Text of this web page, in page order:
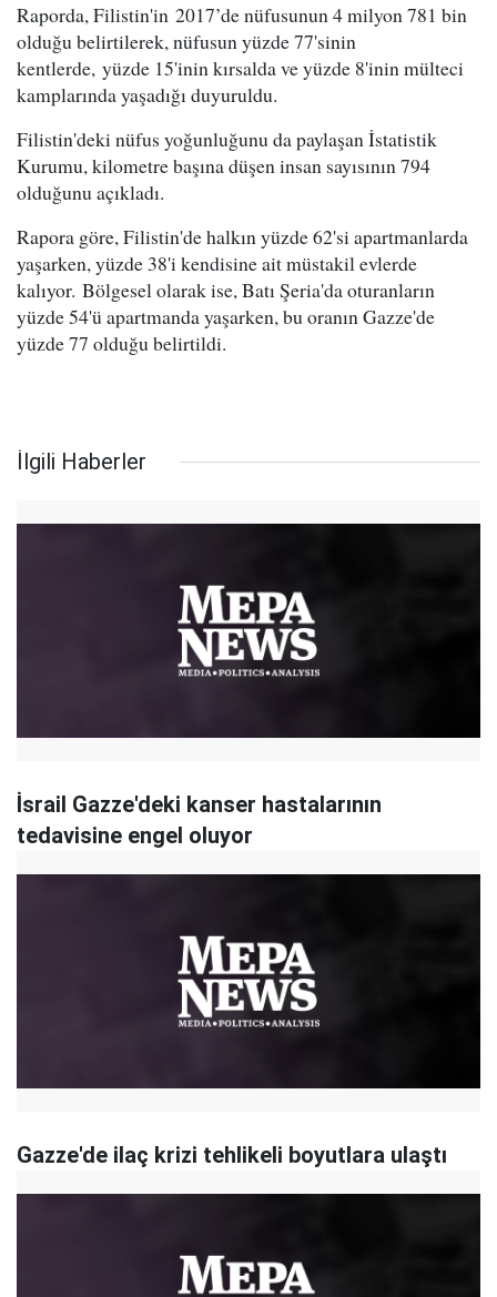
Raporda, Filistin'in 2017’de nüfusunun 4 milyon 781 bin
olduğu belirtilerek, nüfusun yüzde 77'sinin
kentlerde, yüzde 15'inin kırsalda ve yüzde 8'inin mülteci
kamplarında yaşadığı duyuruldu.
Filistin'deki nüfus yoğunluğunu da paylaşan İstatistik
Kurumu, kilometre başına düşen insan sayısının 794
olduğunu açıkladı.
Rapora göre, Filistin'de halkın yüzde 62'si apartmanlarda
yaşarken, yüzde 38'i kendisine ait müstakil evlerde
kalıyor. Bölgesel olarak ise, Batı Şeria'da oturanların
yüzde 54'ü apartmanda yaşarken, bu oranın Gazze'de
yüzde 77 olduğu belirtildi.
İlgili Haberler
İsrail Gazze'deki kanser hastalarının
tedavisine engel oluyor
Gazze'de ilaç krizi tehlikeli boyutlara ulaştı